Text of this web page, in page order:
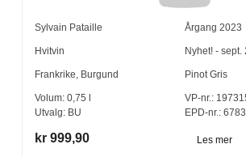
Sylvain Pataille Årgang2023
Hvitvin Nyhet! - sept.
Frankrike, Burgund Pinot Gris
Volum:0,75 l
Utvalg: BU
VP-nr.:
EPD-nr.:
kr 999,90 Les mer